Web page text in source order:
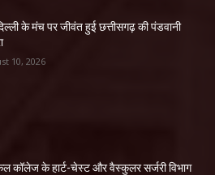
के मंच पर जीवंत हुई छत्तीसगढ़ की पंडवानी
10, 2026
कॉलेज के हार्ट-चेस्ट और वैस्कुलर सर्जरी विभाग